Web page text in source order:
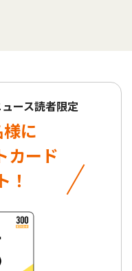
ース読者限定
に
カード
！